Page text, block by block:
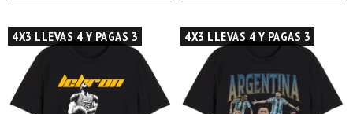
4X3 LLEVAS 4 Y PAGAS 3 4X3 LLEVAS 4 Y PAGAS 3